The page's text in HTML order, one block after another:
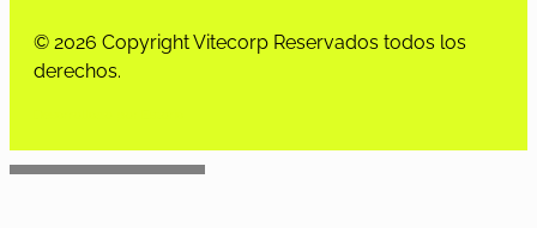
© 2026 Copyright Vitecorp Reservados todos los
derechos.